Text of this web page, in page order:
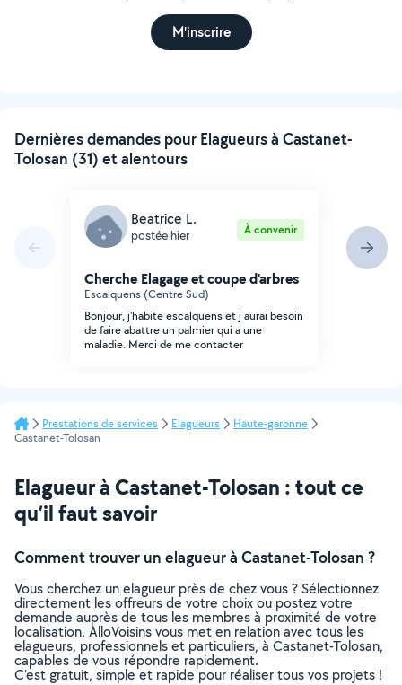
M'inscrire
Dernières demandes pour Elagueurs à Castanet-
Tolosan (31) et alentours
Beatrice L.
postée hier À convenir
Cherche Elagage et coupe d'arbres
Escalquens (Centre Sud)
Bonjour, j'habite escalquens et j aurai besoin
de faire abattre un palmier qui a une
maladie. Merci de me contacter
Prestations de services Elagueurs
Haute-garonne
Castanet-Tolosan
Elagueur à Castanet-Tolosan : tout ce
qu’il faut savoir
Comment trouver un elagueur à Castanet-Tolosan ?
Vous cherchez un elagueur près de chez vous ? Sélectionnez
directement les offreurs de votre choix ou postez votre
demande auprès de tous les membres à proximité de votre
localisation. AlloVoisins vous met en relation avec tous les
elagueurs, professionnels et particuliers, à Castanet-Tolosan,
capables de vous répondre rapidement.
C’est gratuit, simple et rapide pour réaliser tous vos projets !